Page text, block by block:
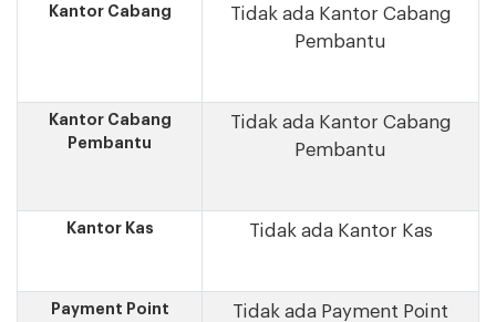
Kantor Cabang
Tidak ada Kantor Cabang
Pembantu
Kantor Cabang
Pembantu
Tidak ada Kantor Cabang
Pembantu
Kantor Kas Tidak ada Kantor Kas
Payment Point Tidak ada Payment Point